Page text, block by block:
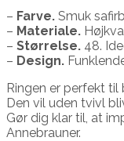
– Farve. Smuk
– Materiale.
– Størrelse. 48.
– Design.
Ringen er perfekt til
Den vil uden tvivl
Gør dig klar til, at
Annebrauner.